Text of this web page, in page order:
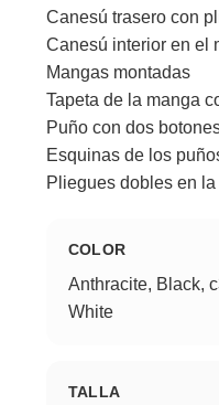
Canesú trasero con
Canesú interior en el
Mangas montadas
Tapeta de la manga
Puño con dos
Esquinas de los
Pliegues dobles en
COLOR
Anthracite, Black,
White
TALLA